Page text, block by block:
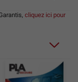
cliquez ici pour